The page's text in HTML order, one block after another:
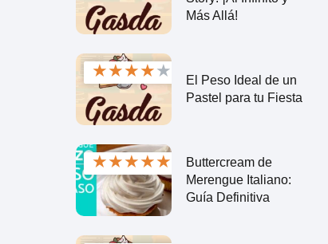
Más Allá!
★★★★★
El Peso Ideal de un
Pastel para tu Fiesta
★★★★★
Buttercream de
Merengue Italiano:
Guía Definitiva